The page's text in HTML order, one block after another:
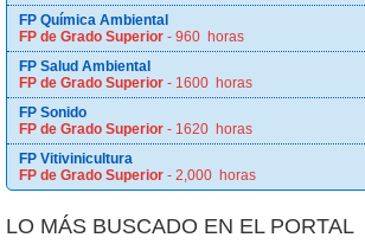
FP Química Ambiental
FP de Grado Superior - 960 horas
FP Salud Ambiental
FP de Grado Superior - 1600 horas
FP Sonido
FP de Grado Superior - 1620 horas
FP Vitivinicultura
FP de Grado Superior - 2,000 horas
LO MÁS BUSCADO EN EL PORTAL